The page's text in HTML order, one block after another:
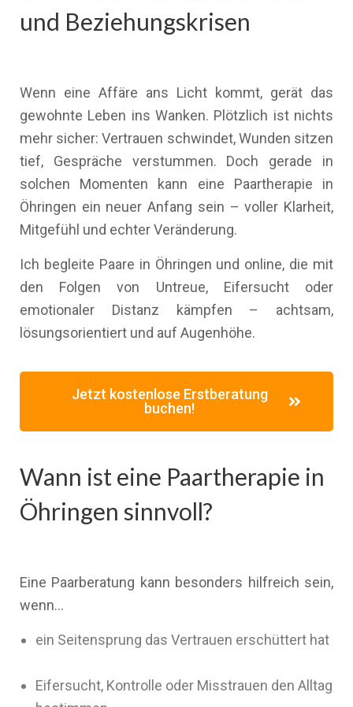
und Beziehungskrisen
Wenn eine Affäre ans Licht kommt, gerät das
gewohnte Leben ins Wanken. Plötzlich ist nichts
mehr sicher: Vertrauen schwindet, Wunden sitzen
tief, Gespräche verstummen. Doch gerade in
solchen Momenten kann eine Paartherapie in
Öhringen ein neuer Anfang sein – voller Klarheit,
Mitgefühl und echter Veränderung.
Ich begleite Paare in Öhringen und online, die mit
den Folgen von Untreue, Eifersucht oder
emotionaler Distanz kämpfen – achtsam,
lösungsorientiert und auf Augenhöhe.
Jetzt kostenlose Erstberatung
buchen!
Wann ist eine Paartherapie in
Öhringen sinnvoll?
Eine Paarberatung kann besonders hilfreich sein,
wenn…
ein Seitensprung das Vertrauen erschüttert hat
Eifersucht, Kontrolle oder Misstrauen den Alltag